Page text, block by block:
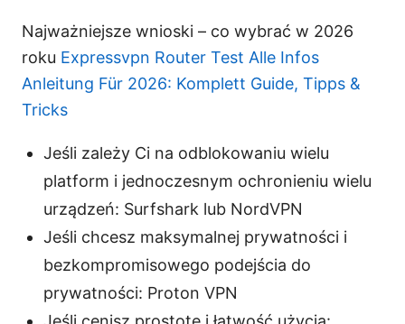
Najważniejsze wnioski – co wybrać w 2026
roku Expressvpn Router Test Alle Infos
Anleitung Für 2026: Komplett Guide, Tipps &
Tricks
Jeśli zależy Ci na odblokowaniu wielu
platform i jednoczesnym ochronieniu wielu
urządzeń: Surfshark lub NordVPN
Jeśli chcesz maksymalnej prywatności i
bezkompromisowego podejścia do
prywatności: Proton VPN